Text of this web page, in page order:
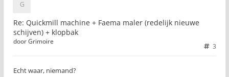
Re: Quickmill machine + Faema maler (redelijk nieuwe
schijven) + klopbak
3
doorGrimoire
Echt waar, niemand?